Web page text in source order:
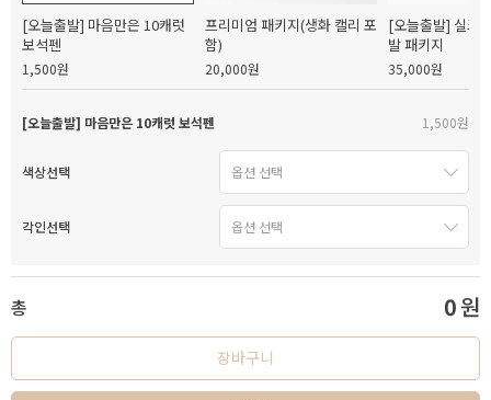
[오늘출발] 마음만은 10캐럿
보석펜
1,500원
프리미엄 패키지(생화 캘리 포
함)
20,000원
[오늘출발] 실크
발 패키지
35,000원
[오늘출발] 마음만은 10캐럿 보석펜 1,500원
색상선택
각인선택
총 0원
장바구니